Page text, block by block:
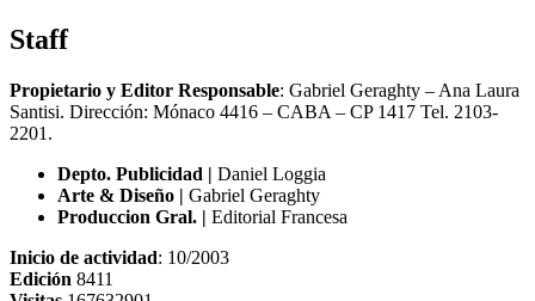
Staff
Propietario y Editor Responsable: Gabriel Geraghty – Ana Laura
Santisi. Dirección: Mónaco 4416 – CABA – CP 1417 Tel. 2103-
2201.
Depto. Publicidad | Daniel Loggia
Arte & Diseño | Gabriel Geraghty
Produccion Gral. | Editorial Francesa
Inicio de actividad: 10/2003
Edición 8411